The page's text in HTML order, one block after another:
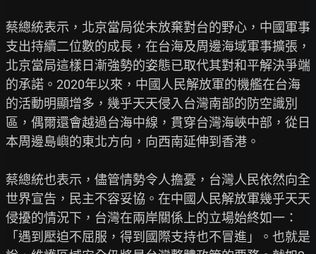
蔡總統表示，北京當局從未放棄對台的野心，中國軍事
支出持續二位數的成長，在台海及周邊海域軍事擴張，
北京當局這樣日漸強勢的姿態已取代其對和平解決爭端
的承諾。2020年以來，中國人民解放軍的機艦在台海
的活動明顯增多，幾乎天天侵入台灣南部的防空識別
區，偶爾還會越過台海中線，貫穿台灣海峽中部，從日
本周邊島嶼的東北方向，向西南延伸到香港。
蔡總統也表示，儘管情勢令人擔憂，台灣人民依然向全
世界宣告，民主不容妥協。在中國人民解放軍幾乎天天
侵擾的情況下，台灣在兩岸關係上的立場始終如一：
「遇到壓迫不屈服，得到國際支持也不冒進」。也就是